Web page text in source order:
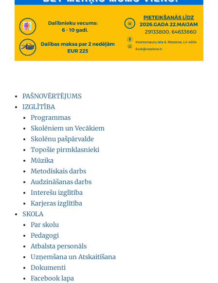
PAŠNOVĒRTĒJUMS
IZGLĪTĪBA
Programmas
Skolēniem un Vecākiem
Skolēnu pašpārvalde
Topošie pirmklasnieki
Mūzika
Metodiskais darbs
Audzināšanas darbs
Interešu izglītība
Karjeras izglītība
SKOLA
Par skolu
Pedagogi
Atbalsta personāls
Uzņemšana un Atskaitīšana
Dokumenti
Facebook lapa